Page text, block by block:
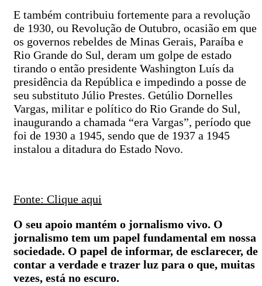
E também contribuiu fortemente para a revolução
de 1930, ou Revolução de Outubro, ocasião em que
os governos rebeldes de Minas Gerais, Paraíba e
Rio Grande do Sul, deram um golpe de estado
tirando o então presidente Washington Luís da
presidência da República e impedindo a posse de
seu substituto Júlio Prestes. Getúlio Dornelles
Vargas, militar e político do Rio Grande do Sul,
inaugurando a chamada “era Vargas”, período que
foi de 1930 a 1945, sendo que de 1937 a 1945
instalou a ditadura do Estado Novo.
Fonte: Clique aqui
O seu apoio mantém o jornalismo vivo. O
jornalismo tem um papel fundamental em nossa
sociedade. O papel de informar, de esclarecer, de
contar a verdade e trazer luz para o que, muitas
vezes, está no escuro.